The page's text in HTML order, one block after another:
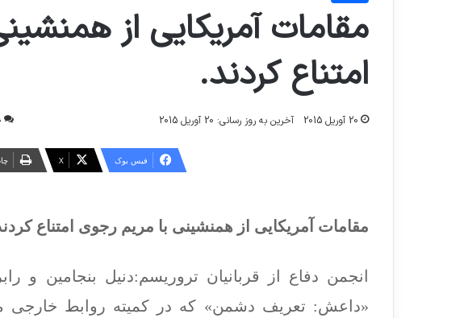
مقامات آمریکایی از
امتناع کردند.
20 آوریل 2015 آخرین به روز رسانی: 20 آوریل 2015
فیس بوک X
مقامات آمریکایی از همنشینی با مریم رجوی امتناع
انجمن دفاع از قربانیان تروریسم:دنیل بنجامین
«داعش: تعریف دشمن» که در کمیته روابط خارجی